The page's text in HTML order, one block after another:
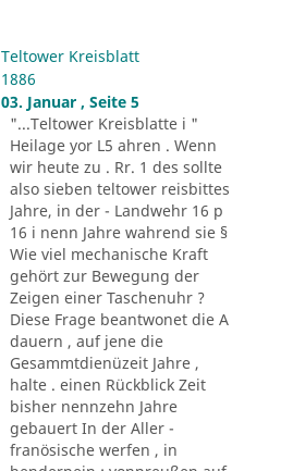
Teltower Kreisblatt
1886
03. Januar , Seite 5
"...Teltower Kreisblatte i "
Heilage yor L5 ahren . Wenn
wir heute zu . Rr. 1 des sollte
also sieben teltower reisbittes
Jahre, in der - Landwehr 16 p
16 i nenn Jahre wahrend sie §
Wie viel mechanische Kraft
gehört zur Bewegung der
Zeigen einer Taschenuhr ?
Diese Frage beantwonet die A
dauern , auf jene die
Gesammtdienüzeit Jahre ,
halte . einen Rückblick Zeit
bisher nennzehn Jahre
gebauert In der Aller -
franösische werfen , in